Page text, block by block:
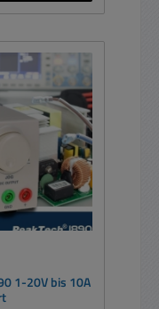
1-20V bis 10A